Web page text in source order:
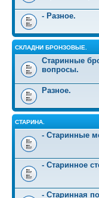
- Разное.
СКЛАДНИ БРОНЗОВЫЕ.
Старинные
вопросы.
Разное.
СТАРИНА.
- Старинные
- Старинное
- Старинная